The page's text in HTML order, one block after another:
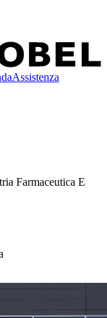
Assistenza
Farmaceutica E